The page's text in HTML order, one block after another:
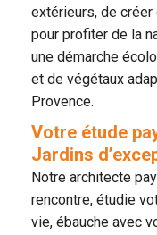
extérieurs, de
pour profiter de la
une démarche
et de végétaux
Provence.
Votre étude
Jardins
Notre architecte
rencontre, étudie
vie, ébauche avec